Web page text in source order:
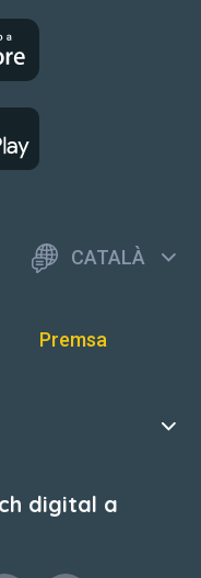
CATALÀ
Premsa
digital a